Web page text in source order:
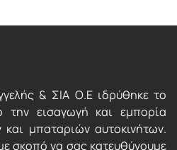
& ΣΙΑ Ο.Ε ιδρύθηκε το
την εισαγωγή και εμπορία
μπαταριών αυτοκινήτων.
σκοπό να σας κατευθύνουμε